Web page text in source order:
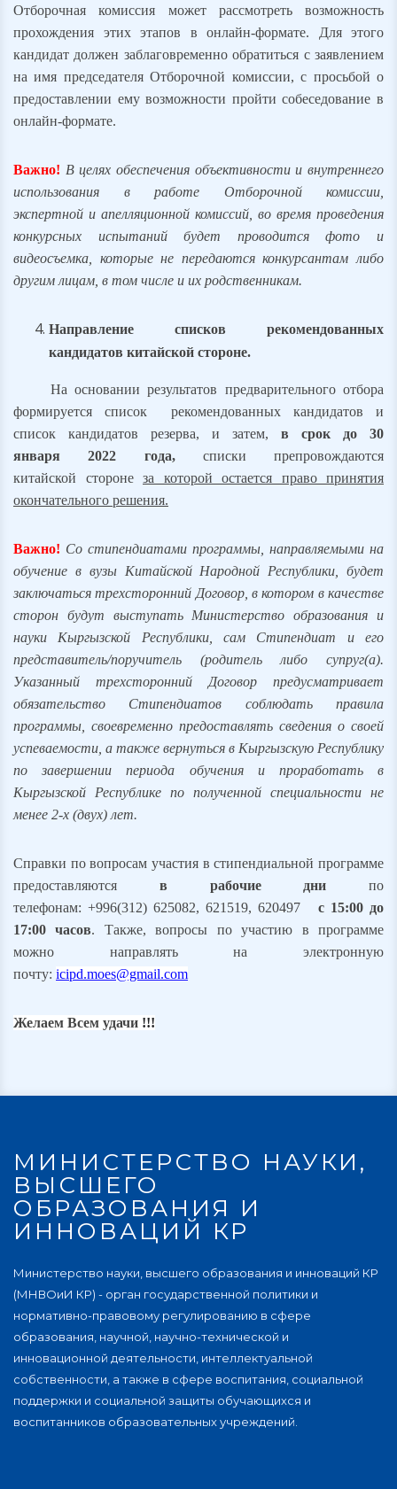
Отборочная комиссия может рассмотреть возможность
прохождения этих этапов в онлайн-формате. Для этого
кандидат должен заблаговременно обратиться с заявлением
на имя председателя Отборочной комиссии, с просьбой о
предоставлении ему возможности пройти собеседование в
онлайн-формате.
Важно! В целях обеспечения объективности и внутреннего
использования в работе Отборочной комиссии,
экспертной и апелляционной комиссий, во время проведения
конкурсных испытаний будет проводится фото и
видеосъемка, которые не передаются конкурсантам либо
другим лицам, в том числе и их родственникам.
Направление списков рекомендованных
кандидатов китайской стороне.
На основании результатов предварительного отбора
формируется список рекомендованных кандидатов и
список кандидатов резерва, и затем, в срок до 30
января 2022 года,списки препровождаются
китайской стороне
за которой остается право принятия
окончательного решения.
Важно! Со стипендиатами программы, направляемыми на
обучение в вузы Китайской Народной Республики, будет
заключаться трехсторонний Договор, в котором в качестве
сторон будут выступать Министерство образования и
науки Кыргызской Республики, сам Стипендиат и его
представитель/поручитель (родитель либо супруг(а).
Указанный трехсторонний Договор предусматривает
обязательство Стипендиатов соблюдать правила
программы, своевременно предоставлять сведения о своей
успеваемости, а также вернуться в Кыргызскую Республику
по завершении периода обучения и проработать в
Кыргызской Республике по полученной специальности не
менее 2-х (двух) лет.
Справки по вопросам участия в стипендиальной программе
предоставляются в рабочие дни по
телефонам: +996(312) 625082, 621519, 620497с 15:00 до
17:00 часов. Также, вопросы по участию в программе
можно направлять на электронную
почту: icipd.moes@gmail.com
Желаем Всем удачи !!!
МИНИСТЕРСТВО НАУКИ,
ВЫСШЕГО
ОБРАЗОВАНИЯ И
ИННОВАЦИЙ КР
Министерство науки, высшего образования и инноваций КР
(МНВОиИ КР) - орган государственной политики и
нормативно-правовому регулированию в сфере
образования, научной, научно-технической и
инновационной деятельности, интеллектуальной
собственности, а также в сфере воспитания, социальной
поддержки и социальной защиты обучающихся и
воспитанников образовательных учреждений.